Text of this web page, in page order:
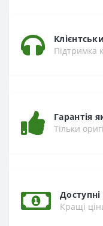
Підтримка
Гарантія
Тільки
Доступні
Кращі